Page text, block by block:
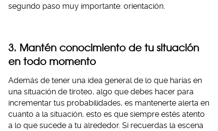
segundo paso muy importante: orientación.
3. Mantén conocimiento de tu situación
en todo momento
Además de tener una idea general de lo que harías en
una situación de tiroteo, algo que debes hacer para
incrementar tus probabilidades, es mantenerte alerta en
cuanto a la situación, esto es que siempre estés atento
a lo que sucede a tu alrededor. Si recuerdas la escena